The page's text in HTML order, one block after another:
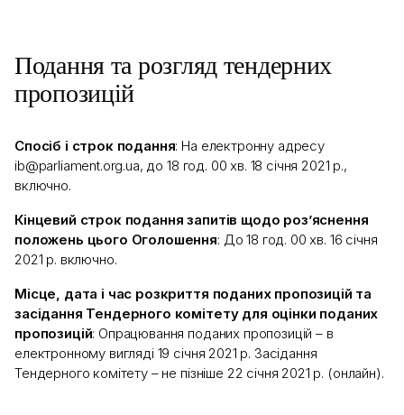
Подання та розгляд тендерних
пропозицій
Спосіб і строк подання: На електронну адресу
ib@parliament.org.ua, до 18 год. 00 хв. 18 січня 2021 р.,
включно.
Кінцевий строк подання запитів щодо роз’яснення
положень цього Оголошення: До 18 год. 00 хв. 16 січня
2021 р. включно.
Місце, дата і час розкриття поданих пропозицій та
засідання Тендерного комітету для оцінки поданих
пропозицій: Опрацювання поданих пропозицій – в
електронному вигляді 19 січня 2021 р. Засідання
Тендерного комітету – не пізніше 22 січня 2021 р. (онлайн).